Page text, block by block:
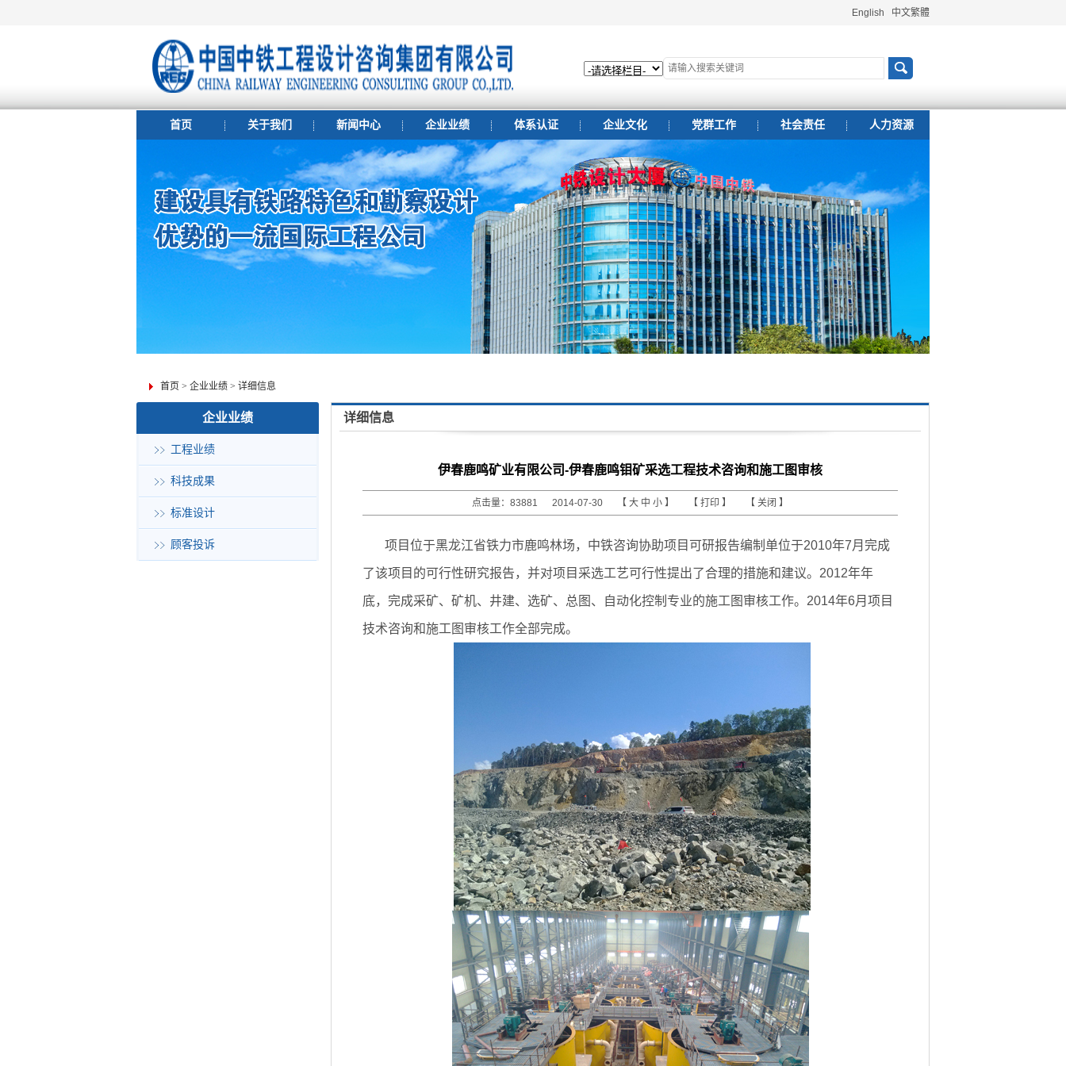
English 中文繁體
首页 关于我们 新闻中心 企业业绩 体系认证 企业文化 党群工作 社会责任 人力资源
首页 > 企业业绩 > 详细信息
企业业绩
工程业绩
科技成果
标准设计
顾客投诉
详细信息
伊春鹿鸣矿业有限公司-伊春鹿鸣钼矿采选工程技术咨询和施工图审核
点击量：83881 2014-07-30 【 大 中 小 】 【 打印 】 【 关闭 】
项目位于黑龙江省铁力市鹿鸣林场，中铁咨询协助项目可研报告编制单位于2010年7月完成
了该项目的可行性研究报告，并对项目采选工艺可行性提出了合理的措施和建议。2012年年
底，完成采矿、矿机、井建、选矿、总图、自动化控制专业的施工图审核工作。2014年6月项目
技术咨询和施工图审核工作全部完成。